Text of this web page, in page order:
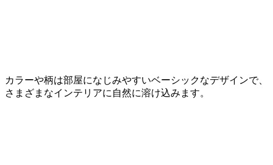
カラーや柄は部屋になじみやすいベーシックなデザインで、
さまざまなインテリアに自然に溶け込みます。